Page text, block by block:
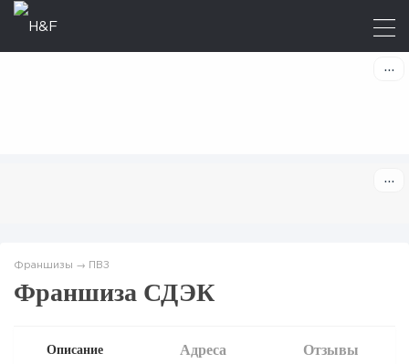
Франшизы → ПВЗ
Франшиза СДЭК
Описание Адреса Отзывы